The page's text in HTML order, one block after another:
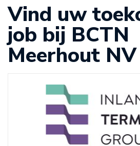
Vind uw
job bij BCTN
Meerhout NV